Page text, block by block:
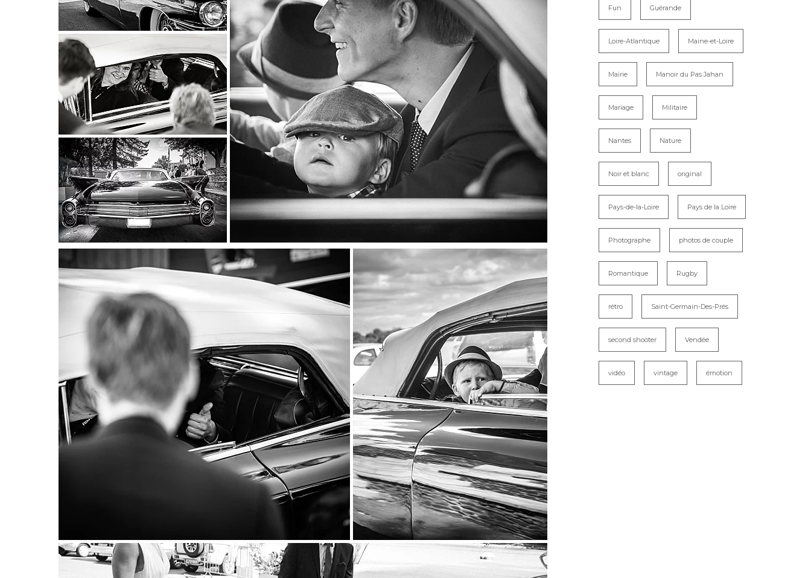
Fun Guérande
Loire-Atlantique Maine-et-Loire
Mairie Manoir du Pas Jahan
Mariage Militaire
Nantes Nature
Noir et blanc original
Pays-de-la-Loire Pays de la Loire
Photographe photos de couple
Romantique Rugby
rétro Saint-Germain-Des-Prés
second shooter Vendée
vidéo vintage émotion